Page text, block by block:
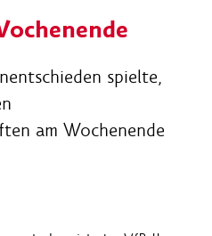
spielte,
am Wochenende